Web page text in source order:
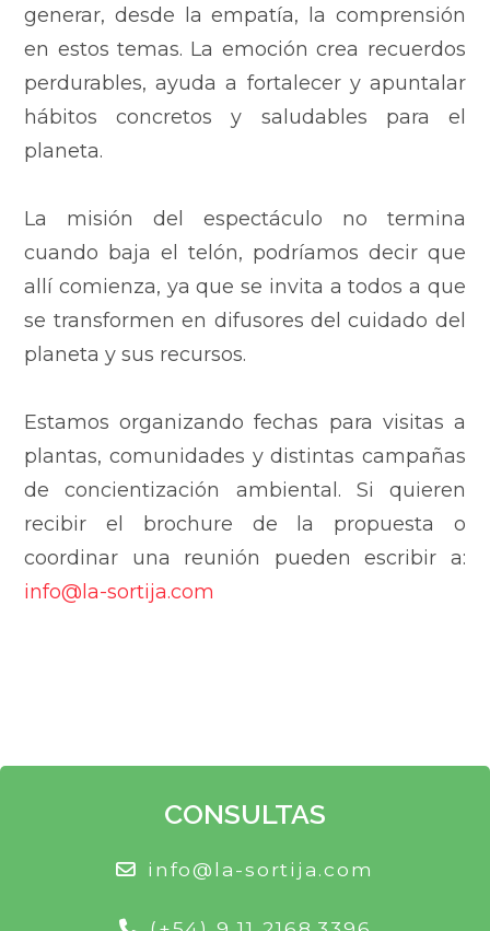
generar, desde la empatía, la comprensión
en estos temas. La emoción crea recuerdos
perdurables, ayuda a fortalecer y apuntalar
hábitos concretos y saludables para el
planeta.
La misión del espectáculo no termina
cuando baja el telón, podríamos decir que
allí comienza, ya que se invita a todos a que
se transformen en difusores del cuidado del
planeta y sus recursos.
Estamos organizando fechas para visitas a
plantas, comunidades y distintas campañas
de concientización ambiental. Si quieren
recibir el brochure de la propuesta o
coordinar una reunión pueden escribir a:
info@la-sortija.com
CONSULTAS
info@la-sortija.com